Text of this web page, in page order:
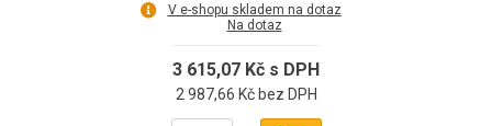
V e-shopu skladem na dotaz
Na dotaz
3 615,07 Kč s DPH
2 987,66 Kč bez DPH